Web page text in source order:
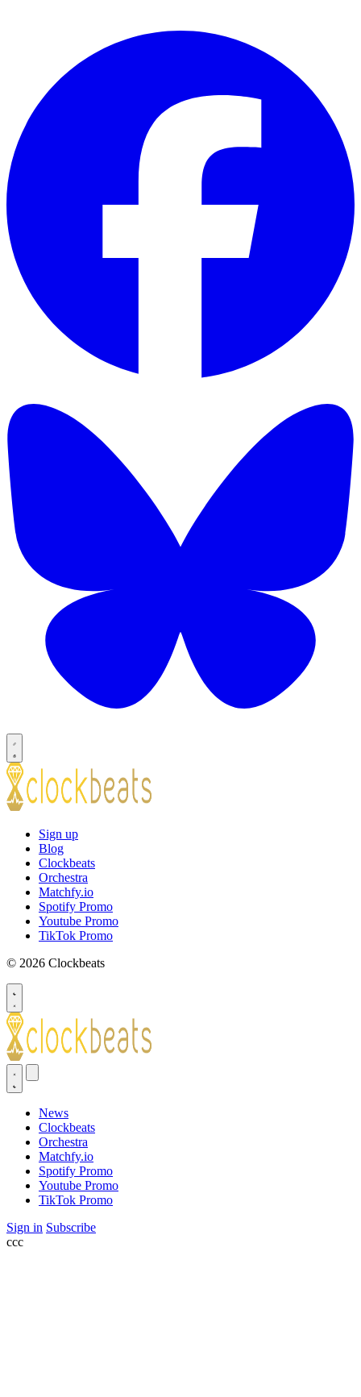
Sign up
Blog
Clockbeats
Orchestra
Matchfy.io
Spotify Promo
Youtube Promo
TikTok Promo
© 2026 Clockbeats
News
Clockbeats
Orchestra
Matchfy.io
Spotify Promo
Youtube Promo
TikTok Promo
Sign in Subscribe
ссс